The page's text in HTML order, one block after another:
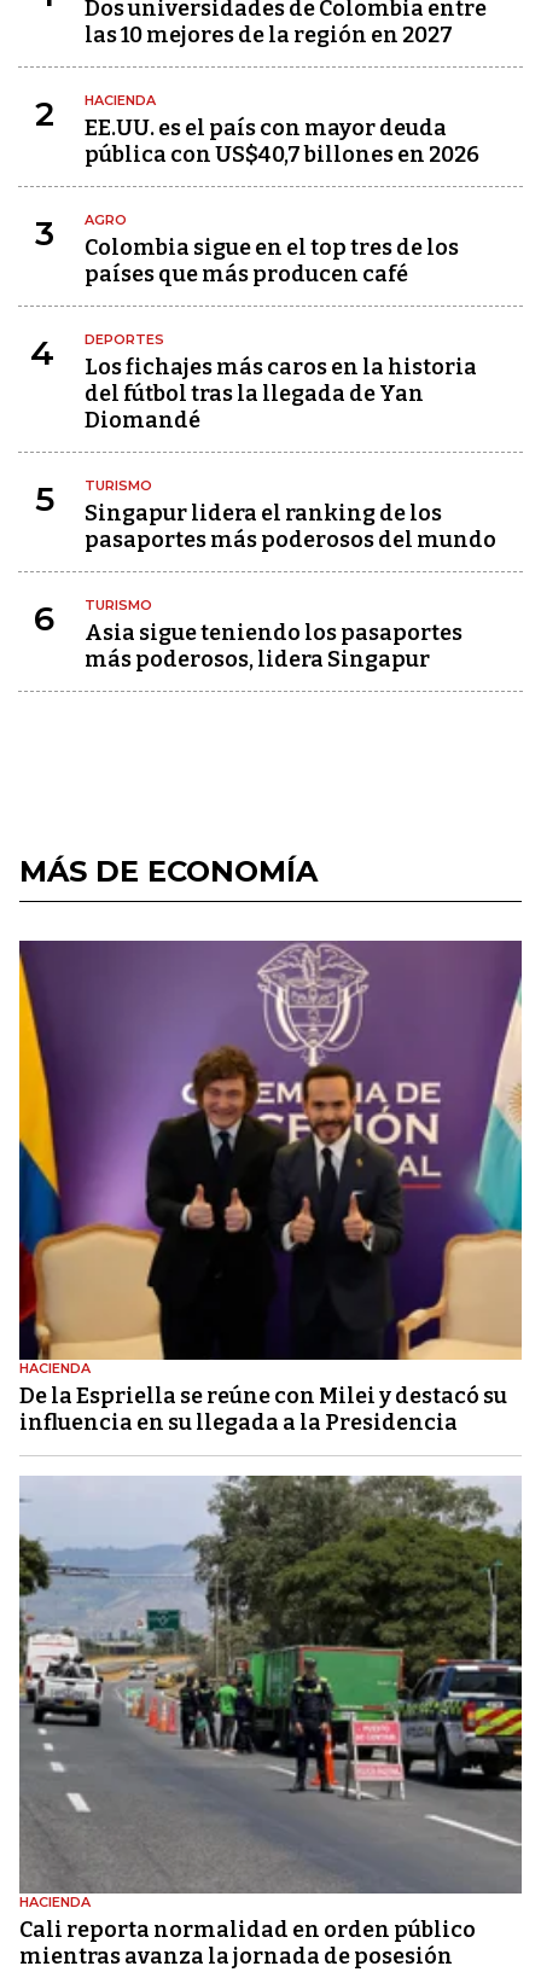
Dos universidades de Colombia entre
las 10 mejores de la región en 2027
2 HACIENDA
EE.UU. es el país con mayor deuda
pública con US$40,7 billones en 2026
3 AGRO
Colombia sigue en el top tres de los
países que más producen café
4 DEPORTES
Los fichajes más caros en la historia
del fútbol tras la llegada de Yan
Diomandé
5 TURISMO
Singapur lidera el ranking de los
pasaportes más poderosos del mundo
6 TURISMO
Asia sigue teniendo los pasaportes
más poderosos, lidera Singapur
MÁS DE ECONOMÍA
HACIENDA
De la Espriella se reúne con Milei y destacó su
influencia en su llegada a la Presidencia
HACIENDA
Cali reporta normalidad en orden público
mientras avanza la jornada de posesión